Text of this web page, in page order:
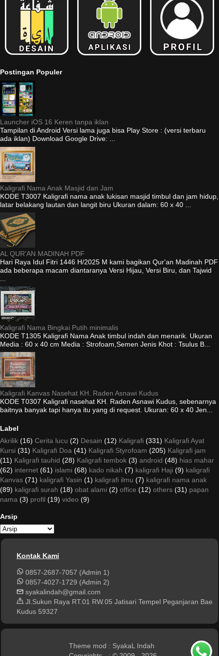
Postingan Populer
Launcher iOS 16 Keren tanpa iklan
Tampilan di Android Versi lama juga bisa Play Store : (versi terbaru
ada iklan) Download Google Drive: ...
Kaligrafi Nama Anak Masjid dan Jam
KODE T3007 Kaligrafi nama anak lukisan masjid timbul dan jam hidup,
latar belakang lautan dan langit biru Ukuran dalam: 60 x 40 ...
AL QUR'AN MADINAH PDF
Hari Raya Idul Fitri 1446 H/2025 M kami bagikan Qur'an Madinah PDF
ada beberapa macam diantaranya Versi Hijau, Versi Biru, dan Tajwid
Kaligrafi Nama Bingkai Putih minimalis
KODE T1305 Kaligrafi Nama Anak timbul indah dan menarik. Ukuran
Media : 60 x 40 cm Media : Strofoam,Semen Jenis Khot : Tsulus B...
Kaligrafi Kanvas Nasehat KH. Raden Asnawi Kudus
KODE T0307 Kaligrafi nasehat KH. Raden Asnawi Kudus, sebenarnya
baitnya banyak tapi hanya itu yang di request. Ukuran: 60 x 40 Jen...
Label
Akrilik (16) Cerita lucu (2) Desain (12) Kaligrafi (331) Kaligrafi Ayat
Kursi (31) Kaligrafi Doa (41) Kaligrafi Styrofoam (205) Kaligrafi jam
(11) Kaligrafi tauhid (28) Kaligrafi tembok (3) android (48) hias mahar
(62) internet (61) islami (68) kado nikah (7) kaligrafi Haji (9) kaligrafi
Kanvas (71) kaligrafi Yasin (1) kaligrafi ilmu (7) kaligrafi nama anak
(89) kaligrafi surah (18) obat alami (2) office (12) others (31) papan
nama (3) profil (19) video (9)
Arsip
Kontak Kami
0857-2687-7057 (Admin 1)
0857-4027-1729 (Admin 2)
syakalindah@gmail.com
Jl.Sukun Raya RT.01 RW.05 Jatisari Tempel Peganjaran Bae
Kudus 59327
Theme mod : SyakaL Indah